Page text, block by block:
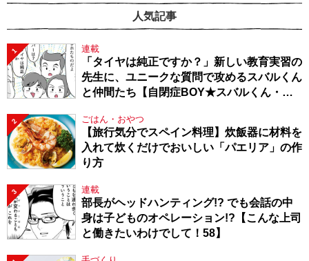
人気記事
1 連載
「タイヤは純正ですか？」新しい教育実習の
先生に、ユニークな質問で攻めるスバルくん
と仲間たち【自閉症BOY★スバルくん・
2 ごはん・おやつ
【旅行気分でスペイン料理】炊飯器に材料を
入れて炊くだけでおいしい「パエリア」の作
り方
3 連載
部長がヘッドハンティング!? でも会話の中
身は子どものオペレーション!?【こんな上司
と働きたいわけでして！58】